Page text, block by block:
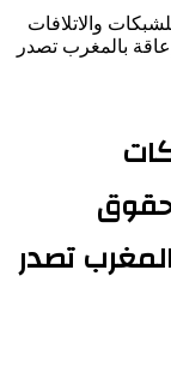
والاتلافات
بالمغرب تصدر
حقوق
تصدر